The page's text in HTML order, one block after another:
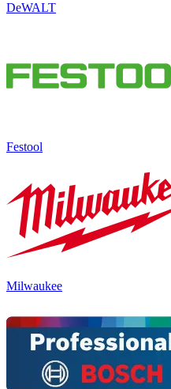
DeWALT
Festool
Milwaukee